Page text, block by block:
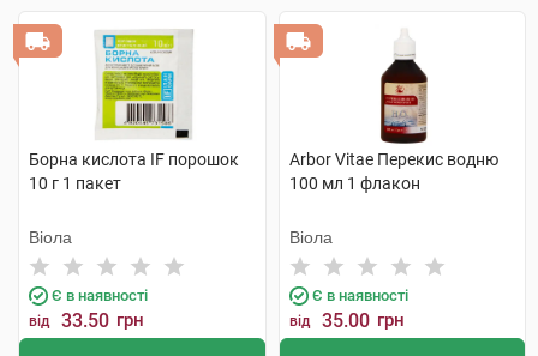
Борна кислота IF порошок
10 г 1 пакет
Віола
Є в наявності
від 33.50 грн
Arbor Vitae Перекис водню
100 мл 1 флакон
Віола
Є в наявності
від 35.00 грн